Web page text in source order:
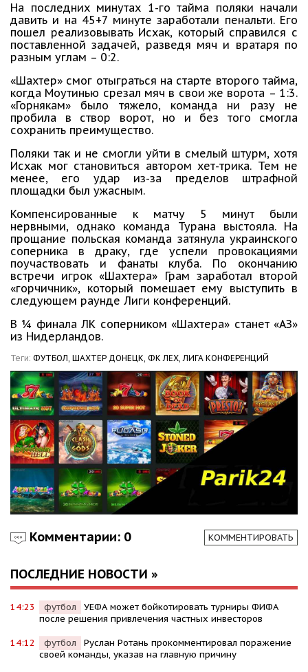
На последних минутах 1-го тайма поляки начали
давить и на 45+7 минуте заработали пенальти. Его
пошел реализовывать Исхак, который справился с
поставленной задачей, разведя мяч и вратаря по
разным углам – 0:2.
«Шахтер» смог отыграться на старте второго тайма,
когда Моутинью срезал мяч в свои же ворота – 1:3.
«Горнякам» было тяжело, команда ни разу не
пробила в створ ворот, но и без того смогла
сохранить преимущество.
Поляки так и не смогли уйти в смелый штурм, хотя
Исхак мог становиться автором хет-трика. Тем не
менее, его удар из-за пределов штрафной
площадки был ужасным.
Компенсированные к матчу 5 минут были
нервными, однако команда Турана выстояла. На
прощание польская команда затянула украинского
соперника в драку, где успели провокациями
поучаствовать и фанаты клуба. По окончанию
встречи игрок «Шахтера» Грам заработал второй
«горчичник», который помешает ему выступить в
следующем раунде Лиги конференций.
В ¼ финала ЛК соперником «Шахтера» станет «АЗ»
из Нидерландов.
Теги: ФУТБОЛ, ШАХТЕР ДОНЕЦК, ФК ЛЕХ, ЛИГА КОНФЕРЕНЦИЙ
Комментарии: 0 КОММЕНТИРОВАТЬ
ПОСЛЕДНИЕ НОВОСТИ »
14:23 футбол
УЕФА может бойкотировать турниры ФИФА
после решения привлечения частных инвесторов
14:12 футбол
Руслан Ротань прокомментировал поражение
своей команды, указав на главную причину